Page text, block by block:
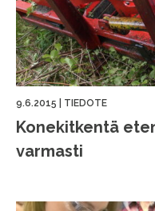
9.6.2015 TIEDOTE
Konekitkentä
varmasti